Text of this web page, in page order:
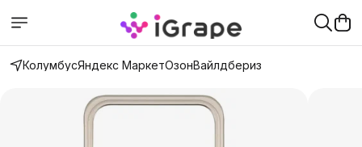
КолумбусЯндекс МаркетОзонВайлдбериз